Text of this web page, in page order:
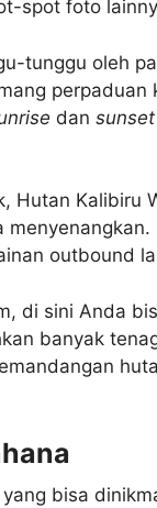
spot foto
tunggu oleh
dan sunset
Hutan Kalibiru
outbound
di sini Anda
banyak
bisa